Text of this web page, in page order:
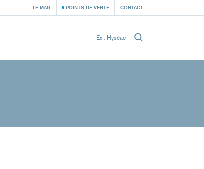
LE MAG POINTS DE VENTE CONTACT